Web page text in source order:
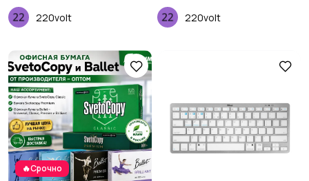
220volt 220volt
🔥Срочно